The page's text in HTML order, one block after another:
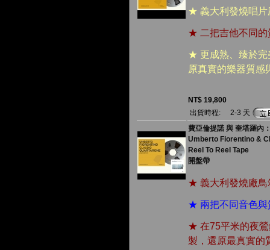
★ 義大利發燒唱片
★ 二把吉他不同的
★ 更成熟、臻於完
原真實的樂器質感
NT$ 19,800
出貨時程:
2-3 天
費亞倫提諾 與 奎塔羅內
Umberto Fiorentino &
Reel To Reel Tape
開盤帶
★ 義大利發燒廠鳥
★ 兩把不同音色與
★ 在75平米的夜鶯
製，還原最真實的